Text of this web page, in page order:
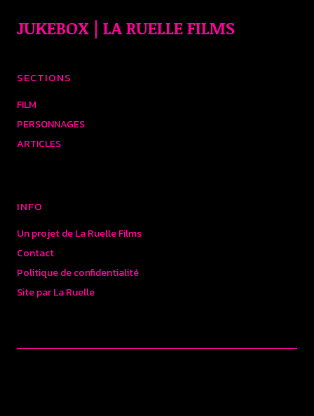
JUKEBOX | LA RUELLE FILMS
SECTIONS
FILM
PERSONNAGES
ARTICLES
INFO
Un projet de La Ruelle Films
Contact
Politique de confidentialité
Site par La Ruelle